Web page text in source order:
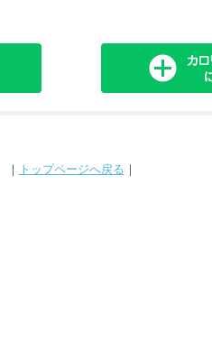
｜ トップページへ戻る ｜